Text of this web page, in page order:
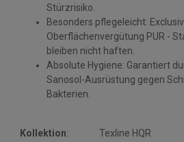
Stürzrisiko.
Besonders pflegeleicht:
Oberflächenvergütung PUR -
bleiben nicht haften.
Absolute Hygiene: Garantiert
Sanosol-Ausrüstung gegen
Bakterien.
Kollektion: Texline HQR